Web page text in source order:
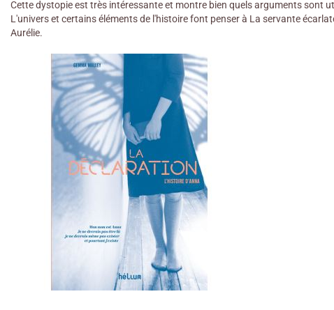
Cette dystopie est très intéressante et montre bien quels arguments sont
L'univers et certains éléments de l'histoire font penser à La servante
Aurélie.